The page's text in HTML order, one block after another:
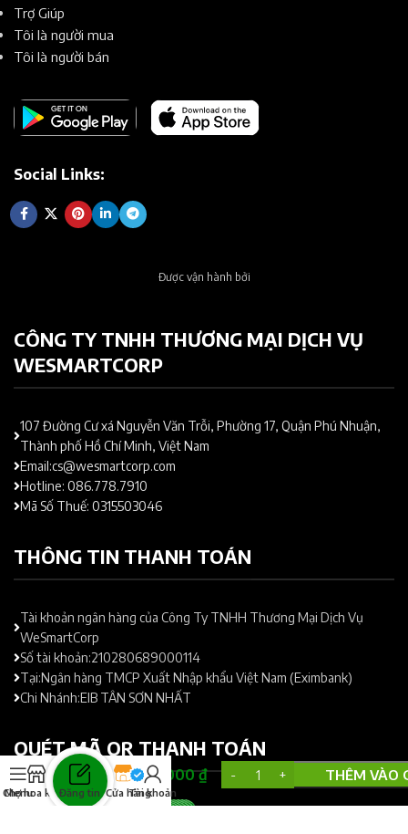
Trợ Giúp
Tôi là người mua
Tôi là người bán
Social Links:
Được vận hành bởi
CÔNG TY TNHH THƯƠNG MẠI DỊCH VỤ
WESMARTCORP
107 Đường Cư xá Nguyễn Văn Trỗi, Phường 17, Quận Phú Nhuận,
Thành phố Hồ Chí Minh, Việt Nam
Email:cs@wesmartcorp.com
Hotline: 086.778.7910
Mã Số Thuế: 0315503046
THÔNG TIN THANH TOÁN
Tài khoản ngân hàng của Công Ty TNHH Thương Mại Dịch Vụ
WeSmartCorp
Số tài khoản:210280689000114
Tại:Ngân hàng TMCP Xuất Nhập khẩu Việt Nam (Eximbank)
Chi Nhánh:EIB TÂN SƠN NHẤT
QUÉT MÃ QR THANH TOÁN
Cây Giống
Sầu Riêng
Thái Gốc
Phân 6 Đến
Phân 8
80.000₫ THÊM VÀO
Menu
Chợ hoa kiểngĐăng tin Cửa hàngTài khoản